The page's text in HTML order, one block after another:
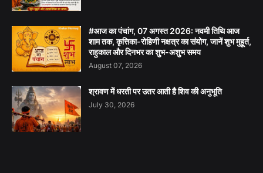
#आज का पंचांग, 07 अगस्त 2026: नवमी तिथि आज
शाम तक, कृत्तिका-रोहिणी नक्षत्र का संयोग, जानें शुभ मुहूर्त,
राहुकाल और दिनभर का शुभ-अशुभ समय
August 07, 2026
श्रावण में धरती पर उतर आती है शिव की अनुभूति
July 30, 2026